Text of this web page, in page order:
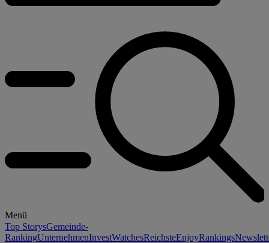
Menü
Top StorysGemeinde-
RankingUnternehmenInvestWatchesReichsteEnjoyRankings